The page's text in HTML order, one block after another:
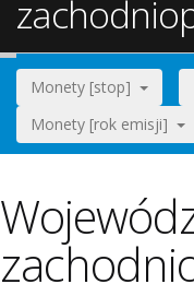
Monety [stop]
Monety [rok emisji]